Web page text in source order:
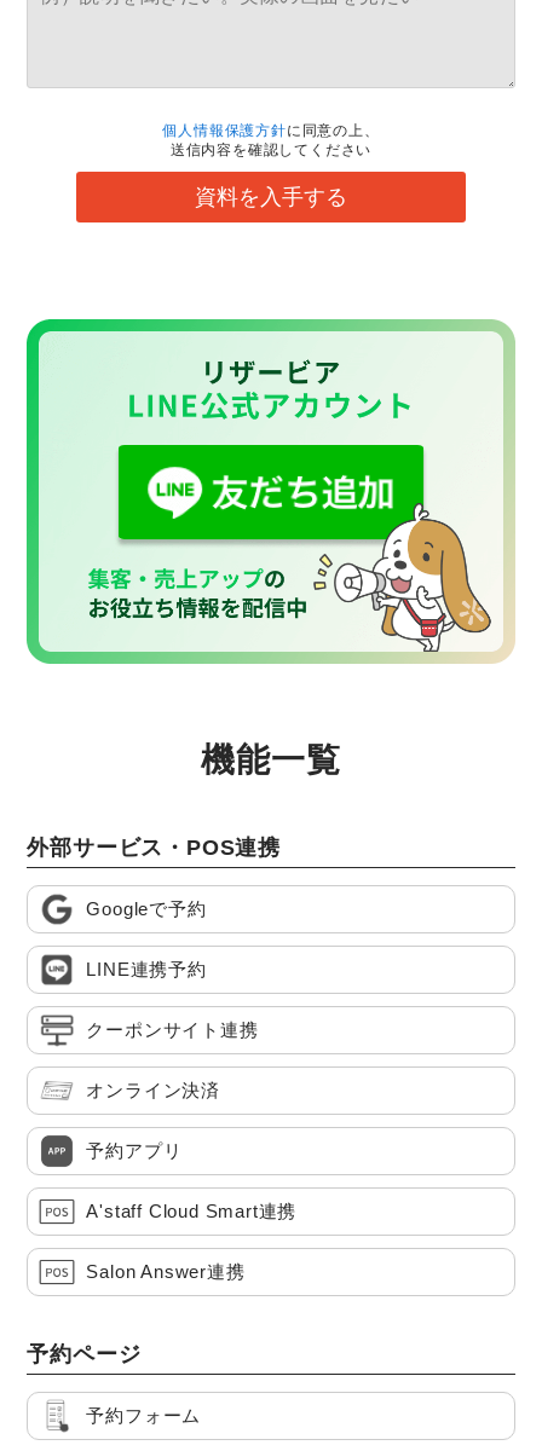
個人情報保護方針に同意の上、
送信内容を確認してください
資料を入手する
機能一覧
外部サービス・POS連携
Googleで予約
LINE連携予約
クーポンサイト連携
オンライン決済
予約アプリ
A'staff Cloud Smart連携
Salon Answer連携
予約ページ
予約フォーム